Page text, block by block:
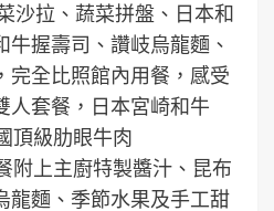
沙拉、蔬菜拼盤、日本和
握壽司、讚岐烏龍麵、
完全比照館內用餐，感受
人套餐，日本宮崎和牛
頂級肋眼牛肉
附上主廚特製醬汁、昆布
龍麵、季節水果及手工甜